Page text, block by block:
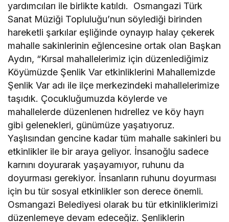
yardımcıları ile birlikte katıldı. Osmangazi Türk
Sanat Müziği Topluluğu’nun söylediği birinden
hareketli şarkılar eşliğinde oynayıp halay çekerek
mahalle sakinlerinin eğlencesine ortak olan Başkan
Aydın, “Kırsal mahallelerimiz için düzenlediğimiz
Köyümüzde Şenlik Var etkinliklerini Mahallemizde
Şenlik Var adı ile ilçe merkezindeki mahallelerimize
taşıdık. Çocukluğumuzda köylerde ve
mahallelerde düzenlenen hıdrellez ve köy hayrı
gibi gelenekleri, günümüze yaşatıyoruz.
Yaşlısından gencine kadar tüm mahalle sakinleri bu
etkinlikler ile bir araya geliyor. İnsanoğlu sadece
karnını doyurarak yaşayamıyor, ruhunu da
doyurması gerekiyor. İnsanların ruhunu doyurması
için bu tür sosyal etkinlikler son derece önemli.
Osmangazi Belediyesi olarak bu tür etkinliklerimizi
düzenlemeye devam edeceğiz. Şenliklerin